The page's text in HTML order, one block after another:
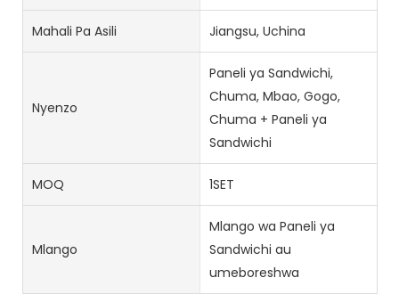
Mahali Pa Asili Jiangsu, Uchina
Nyenzo
Paneli ya Sandwichi,
Chuma, Mbao, Gogo,
Chuma + Paneli ya
Sandwichi
MOQ 1SET
Mlango
Mlango wa Paneli ya
Sandwichi au
umeboreshwa